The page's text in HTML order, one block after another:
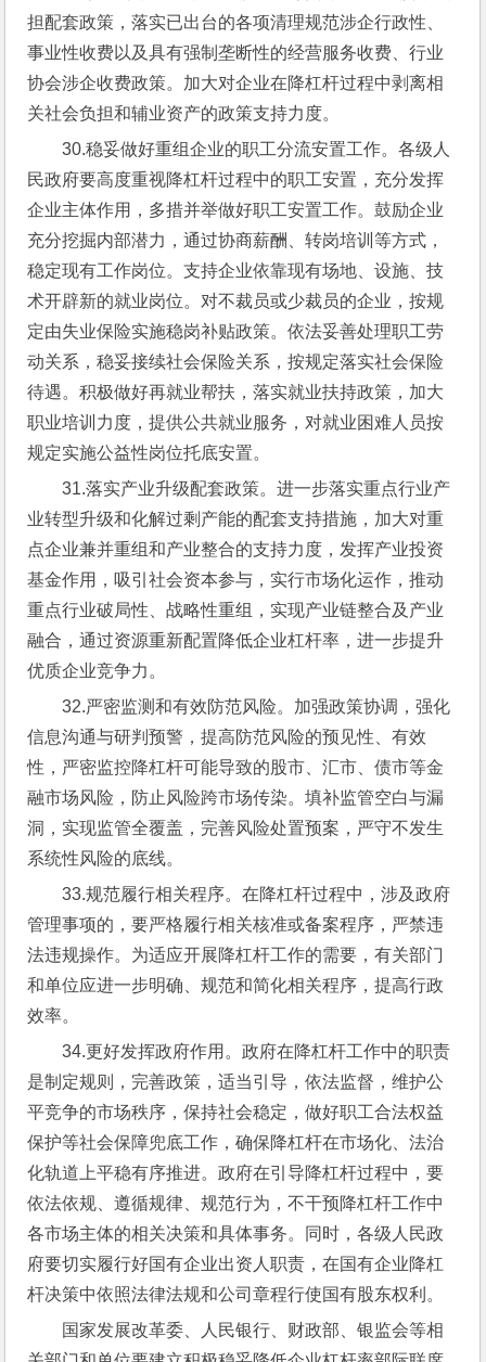
担配套政策，落实已出台的各项清理规范涉企行政性、
事业性收费以及具有强制垄断性的经营服务收费、行业
协会涉企收费政策。加大对企业在降杠杆过程中剥离相
关社会负担和辅业资产的政策支持力度。
30.稳妥做好重组企业的职工分流安置工作。各级人
民政府要高度重视降杠杆过程中的职工安置，充分发挥
企业主体作用，多措并举做好职工安置工作。鼓励企业
充分挖掘内部潜力，通过协商薪酬、转岗培训等方式，
稳定现有工作岗位。支持企业依靠现有场地、设施、技
术开辟新的就业岗位。对不裁员或少裁员的企业，按规
定由失业保险实施稳岗补贴政策。依法妥善处理职工劳
动关系，稳妥接续社会保险关系，按规定落实社会保险
待遇。积极做好再就业帮扶，落实就业扶持政策，加大
职业培训力度，提供公共就业服务，对就业困难人员按
规定实施公益性岗位托底安置。
31.落实产业升级配套政策。进一步落实重点行业产
业转型升级和化解过剩产能的配套支持措施，加大对重
点企业兼并重组和产业整合的支持力度，发挥产业投资
基金作用，吸引社会资本参与，实行市场化运作，推动
重点行业破局性、战略性重组，实现产业链整合及产业
融合，通过资源重新配置降低企业杠杆率，进一步提升
优质企业竞争力。
32.严密监测和有效防范风险。加强政策协调，强化
信息沟通与研判预警，提高防范风险的预见性、有效
性，严密监控降杠杆可能导致的股市、汇市、债市等金
融市场风险，防止风险跨市场传染。填补监管空白与漏
洞，实现监管全覆盖，完善风险处置预案，严守不发生
系统性风险的底线。
33.规范履行相关程序。在降杠杆过程中，涉及政府
管理事项的，要严格履行相关核准或备案程序，严禁违
法违规操作。为适应开展降杠杆工作的需要，有关部门
和单位应进一步明确、规范和简化相关程序，提高行政
效率。
34.更好发挥政府作用。政府在降杠杆工作中的职责
是制定规则，完善政策，适当引导，依法监督，维护公
平竞争的市场秩序，保持社会稳定，做好职工合法权益
保护等社会保障兜底工作，确保降杠杆在市场化、法治
化轨道上平稳有序推进。政府在引导降杠杆过程中，要
依法依规、遵循规律、规范行为，不干预降杠杆工作中
各市场主体的相关决策和具体事务。同时，各级人民政
府要切实履行好国有企业出资人职责，在国有企业降杠
杆决策中依照法律法规和公司章程行使国有股东权利。
国家发展改革委、人民银行、财政部、银监会等相